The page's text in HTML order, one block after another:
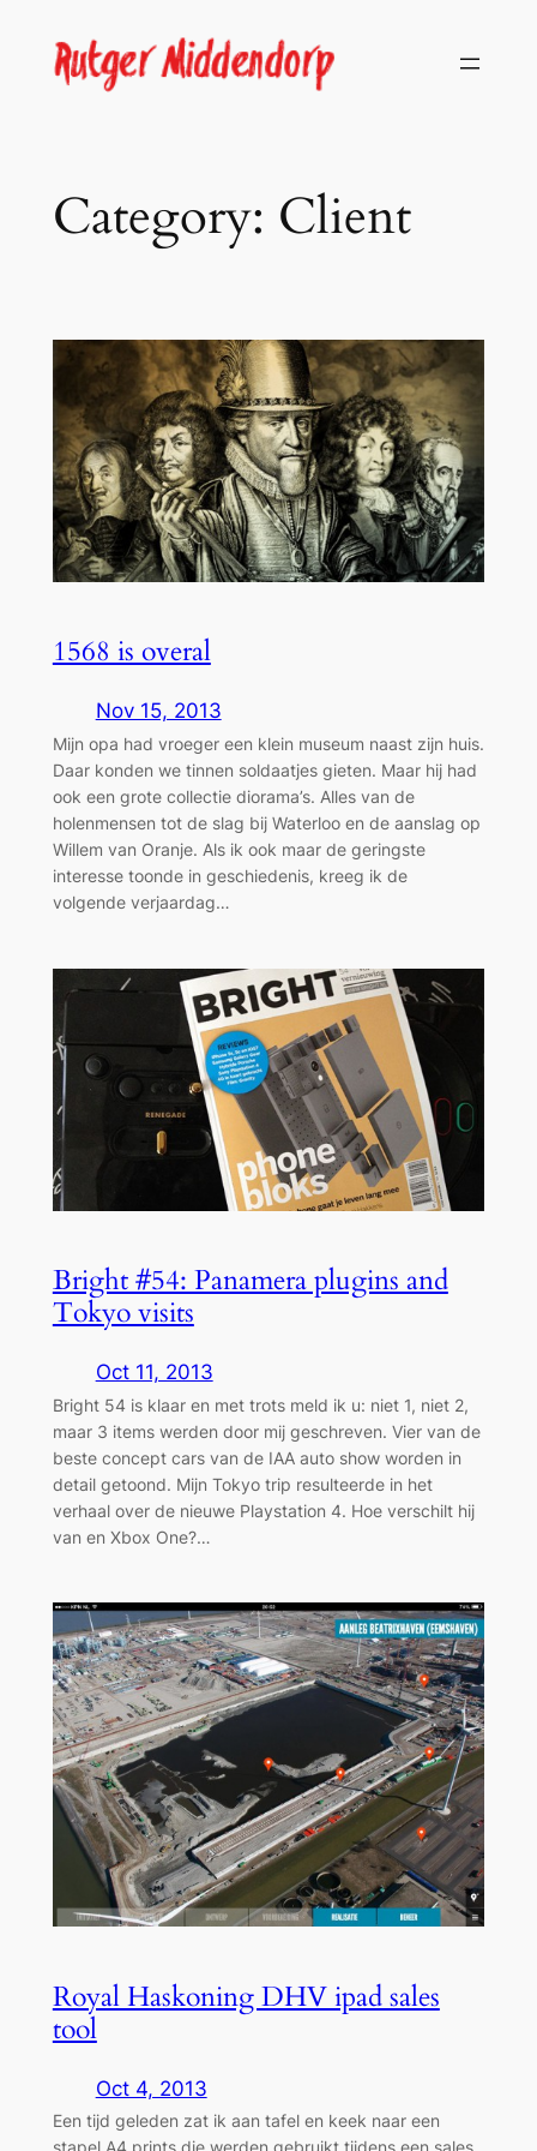
content
Category: Client
1568 is overal
Nov 15, 2013
Mijn opa had vroeger een klein museum naast zijn huis.
Daar konden we tinnen soldaatjes gieten. Maar hij had
ook een grote collectie diorama’s. Alles van de
holenmensen tot de slag bij Waterloo en de aanslag op
Willem van Oranje. Als ik ook maar de geringste
interesse toonde in geschiedenis, kreeg ik de
volgende verjaardag…
Bright #54: Panamera plugins and
Tokyo visits
Oct 11, 2013
Bright 54 is klaar en met trots meld ik u: niet 1, niet 2,
maar 3 items werden door mij geschreven. Vier van de
beste concept cars van de IAA auto show worden in
detail getoond. Mijn Tokyo trip resulteerde in het
verhaal over de nieuwe Playstation 4. Hoe verschilt hij
van en Xbox One?…
Royal Haskoning DHV ipad sales
tool
Oct 4, 2013
Een tijd geleden zat ik aan tafel en keek naar een